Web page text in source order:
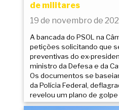
de militares
19 de novembro de
A bancada do PSOL na
petições solicitando que
preventivas do ex-
ministro da Defesa e da
Os documentos se
da Polícia Federal,
revelou um plano de